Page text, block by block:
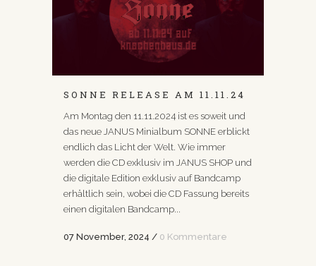
SONNE RELEASE AM 11.11.24
Am Montag den 11.11.2024 ist es soweit und
das neue JANUS Minialbum SONNE erblickt
endlich das Licht der Welt. Wie immer
werden die CD exklusiv im JANUS SHOP und
die digitale Edition exklusiv auf Bandcamp
erhältlich sein, wobei die CD Fassung bereits
einen digitalen Bandcamp...
07 November, 2024 / 0 Kommentare